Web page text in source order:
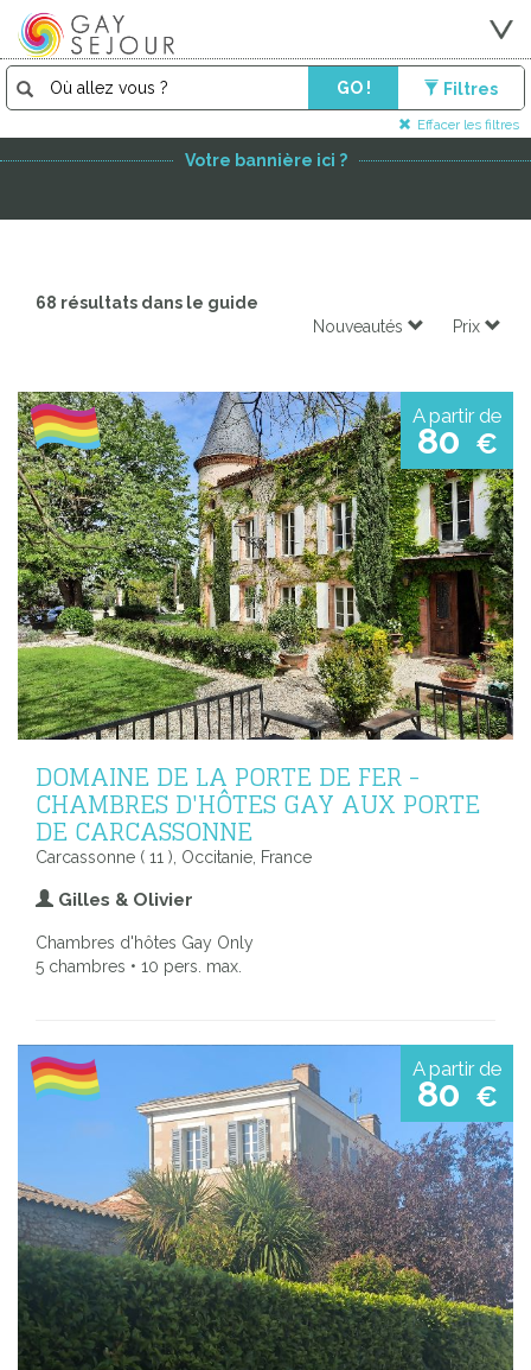
GO ! Filtres
Effacer les filtres
Votre bannière ici ?
68 résultats dans le guide
Nouveautés
Prix
A partir de
80 €
DOMAINE DE LA PORTE DE FER -
CHAMBRES D'HÔTES GAY AUX PORTE
DE CARCASSONNE
Carcassonne ( 11 ), Occitanie, France
Gilles & Olivier
Chambres d'hôtes Gay Only
5 chambres • 10 pers. max.
A partir de
80 €